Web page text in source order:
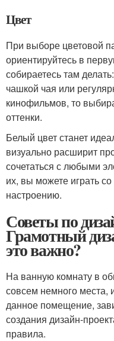
Цвет
При выборе цветовой
ориентируйтесь в
собираетесь там
чашкой чая или
кинофильмов, то
оттенки.
Белый цвет станет
визуально расширит
сочетаться с любыми
их, вы можете играть
настроению.
Советы по
Грамотный
это важно?
На ванную комнату в
совсем немного места,
данное помещение,
создания дизайн-
правила.